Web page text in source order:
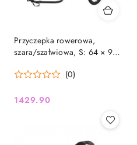
Przyczepka rowerowa,
szara/szałwiowa, S: 64 × 92
max 25 kg
(0)
Cena:
1429.90